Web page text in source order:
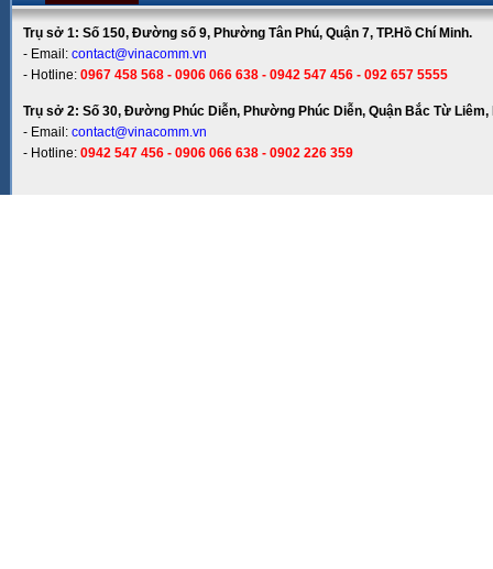
Trụ sở 1: Số 150, Đường số 9, Phường Tân Phú, Quận 7, TP.Hồ Chí Minh.
- Email: contact@vinacomm.vn
- Hotline: 0967 458 568 - 0906 066 638 - 0942 547 456 - 092 657 5555
Trụ sở 2: Số 30, Đường Phúc Diễn, Phường Phúc Diễn, Quận Bắc Từ Liêm,
- Email: contact@vinacomm.vn
- Hotline: 0942 547 456 - 0906 066 638 - 0902 226 359